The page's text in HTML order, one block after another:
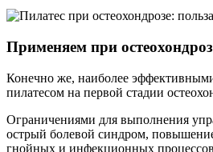
Применяем при
Конечно же, наиболее
пилатесом на первой стадии
Ограничениями для выполнения
острый болевой синдром,
гнойных и инфекционных